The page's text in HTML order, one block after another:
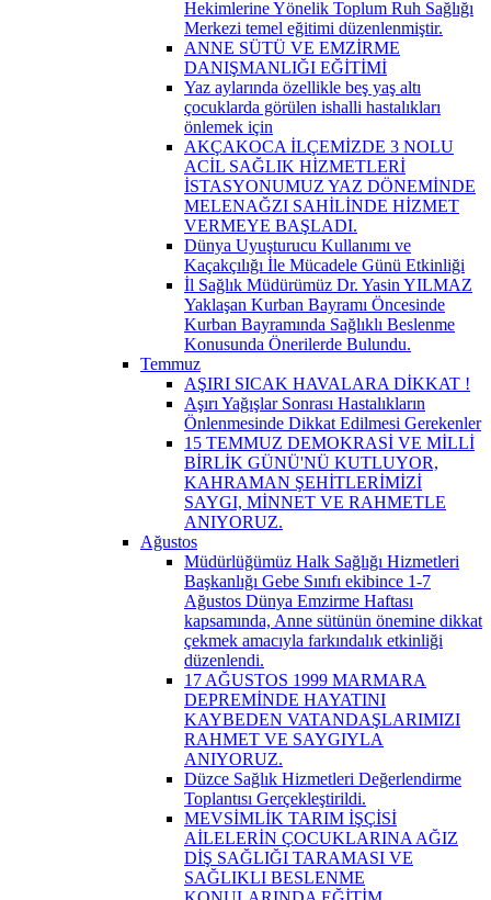
Hekimlerine Yönelik Toplum Ruh Sağlığı
Merkezi temel eğitimi düzenlenmiştir.
ANNE SÜTÜ VE EMZİRME
DANIŞMANLIĞI EĞİTİMİ
Yaz aylarında özellikle beş yaş altı
çocuklarda görülen ishalli hastalıkları
önlemek için
AKÇAKOCA İLÇEMİZDE 3 NOLU
ACİL SAĞLIK HİZMETLERİ
İSTASYONUMUZ YAZ DÖNEMİNDE
MELENAĞZI SAHİLİNDE HİZMET
VERMEYE BAŞLADI.
Dünya Uyuşturucu Kullanımı ve
Kaçakçılığı İle Mücadele Günü Etkinliği
İl Sağlık Müdürümüz Dr. Yasin YILMAZ
Yaklaşan Kurban Bayramı Öncesinde
Kurban Bayramında Sağlıklı Beslenme
Konusunda Önerilerde Bulundu.
Temmuz
AŞIRI SICAK HAVALARA DİKKAT !
Aşırı Yağışlar Sonrası Hastalıkların
Önlenmesinde Dikkat Edilmesi Gerekenler
15 TEMMUZ DEMOKRASİ VE MİLLİ
BİRLİK GÜNÜ'NÜ KUTLUYOR,
KAHRAMAN ŞEHİTLERİMİZİ
SAYGI, MİNNET VE RAHMETLE
ANIYORUZ.
Ağustos
Müdürlüğümüz Halk Sağlığı Hizmetleri
Başkanlığı Gebe Sınıfı ekibince 1-7
Ağustos Dünya Emzirme Haftası
kapsamında, Anne sütünün önemine dikkat
çekmek amacıyla farkındalık etkinliği
düzenlendi.
17 AĞUSTOS 1999 MARMARA
DEPREMİNDE HAYATINI
KAYBEDEN VATANDAŞLARIMIZI
RAHMET VE SAYGIYLA
ANIYORUZ.
Düzce Sağlık Hizmetleri Değerlendirme
Toplantısı Gerçekleştirildi.
MEVSİMLİK TARIM İŞÇİSİ
AİLELERİN ÇOCUKLARINA AĞIZ
DİŞ SAĞLIĞI TARAMASI VE
SAĞLIKLI BESLENME